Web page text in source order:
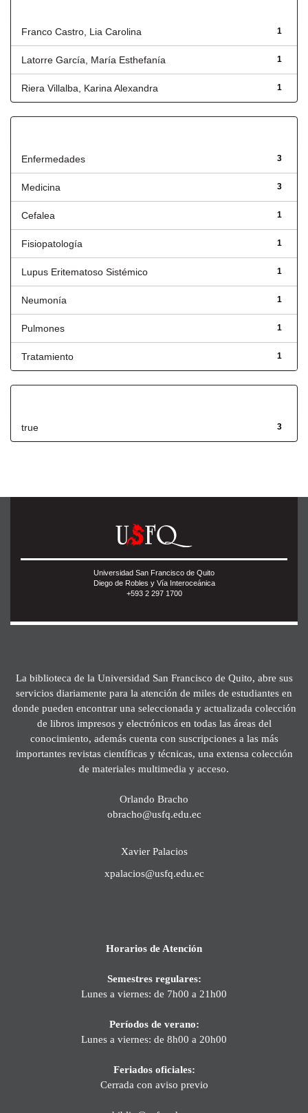
1
Franco Castro, Lia Carolina
1
Latorre García, María Esthefanía
1
Riera Villalba, Karina Alexandra
3
Enfermedades
3
Medicina
1
Cefalea
1
Fisiopatología
1
Lupus Eritematoso Sistémico
1
Neumonía
1
Pulmones
1
Tratamiento
3
true
Universidad San Francisco de Quito
Diego de Robles y Vía Interoceánica
+593 2 297 1700
La biblioteca de la Universidad San Francisco de Quito, abre sus
servicios diariamente para la atención de miles de estudiantes en
donde pueden encontrar una seleccionada y actualizada colección
de libros impresos y electrónicos en todas las áreas del
conocimiento, además cuenta con suscripciones a las más
importantes revistas científicas y técnicas, una extensa colección
de materiales multimedia y acceso.
Orlando Bracho
obracho@usfq.edu.ec
Xavier Palacios
xpalacios@usfq.edu.ec
Horarios de Atención
Semestres regulares:
Lunes a viernes: de 7h00 a 21h00
Períodos de verano:
Lunes a viernes: de 8h00 a 20h00
Feriados oficiales:
Cerrada con aviso previo